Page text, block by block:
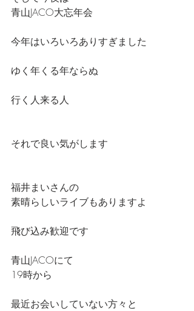
青山JACO大忘年会
今年はいろいろありすぎました
ゆく年くる年ならぬ
行く人来る人
それで良い気がします
福井まいさんの
素晴らしいライブもありますよ
飛び込み歓迎です
青山JACOにて
19時から
最近お会いしていない方々と